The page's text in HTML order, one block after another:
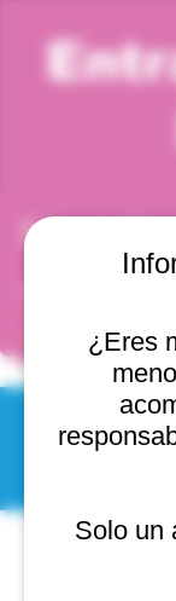
¿Eres
Solo un
Horario
del Mar,